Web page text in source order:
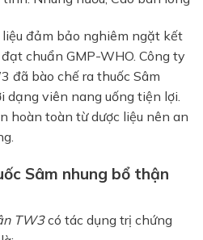
đảm bảo nghiêm ngặt kết
chuẩn GMP-WHO. Công ty
đã bào chế ra thuốc Sâm
viên nang uống tiện lợi.
hoàn toàn từ dược liệu nên an
Sâm nhung bổ thận
TW3có tác dụng trị chứng